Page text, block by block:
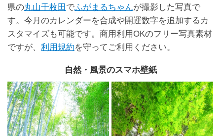
県の丸山千枚田 でふがまるちゃんが撮影した写真で
す。今月のカレンダーを合成や開運数字を追加するカ
スタマイズも可能です。商用利用OKのフリー写真素材
ですが、 利用規約を守ってご利用ください。
自然・風景のスマホ壁紙